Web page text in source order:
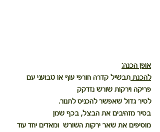
אופן הכנה:
להכנת תבשיל קדרה חורפי עוף או טבועני עם
פריקה וירקות שורש נזדקק
לסיר גדול שאפשר להכניס לתנור.
בסיר מזהיבים את הבצל, בכף שמן
מוסיפים את שאר ירקות השורש  ומאדים יחד עוד